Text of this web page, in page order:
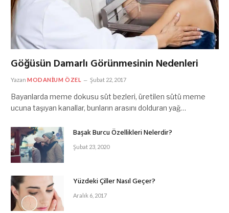
Göğüsün Damarlı Görünmesinin Nedenleri
Yazan MODANIUM ÖZEL Şubat 22, 2017
Bayanlarda meme dokusu süt bezleri, üretilen sütü meme
ucuna taşıyan kanallar, bunların arasını dolduran yağ…
Başak Burcu Özellikleri Nelerdir?
Şubat 23, 2020
Yüzdeki Çiller Nasıl Geçer?
Aralık 6, 2017